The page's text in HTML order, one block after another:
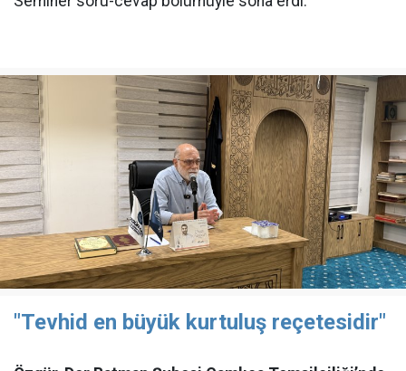
"Tevhid en büyük kurtuluş reçetesidir"